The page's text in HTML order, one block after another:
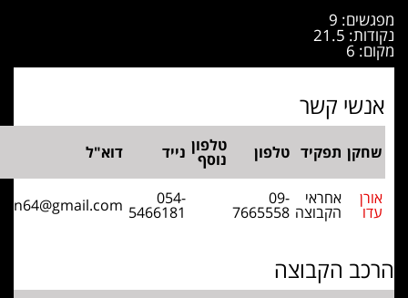
9
21.5
קשר
תפקיד טלפון טלפון
נוסף נייד
אחראי
הקבוצה
09-
7665558
5466181
ido.oren64@gmail.com
הקבוצה